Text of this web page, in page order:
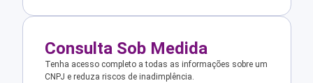
Consulta Sob Medida
Tenha acesso completo a todas as informações sobre um
CNPJ e reduza riscos de inadimplência.